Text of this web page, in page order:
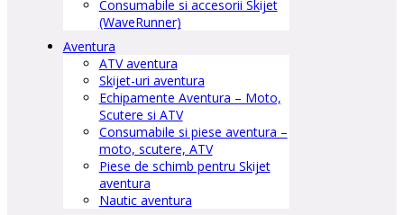
Consumabile si accesorii Skijet
(WaveRunner)
Aventura
ATV aventura
Skijet-uri aventura
Echipamente Aventura – Moto,
Scutere si ATV
Consumabile si piese aventura –
moto, scutere, ATV
Piese de schimb pentru Skijet
aventura
Nautic aventura